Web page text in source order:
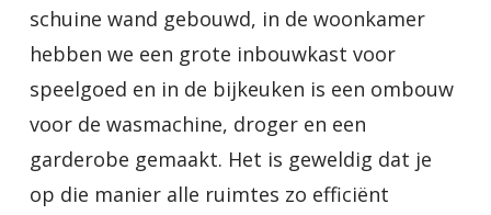
schuine wand gebouwd, in de woonkamer
hebben we een grote inbouwkast voor
speelgoed en in de bijkeuken is een ombouw
voor de wasmachine, droger en een
garderobe gemaakt. Het is geweldig dat je
op die manier alle ruimtes zo efficiënt